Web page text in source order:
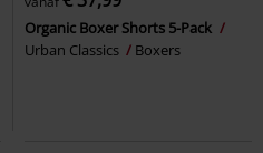
Organic Boxer Shorts 5-Pack
Urban Classics
Boxers